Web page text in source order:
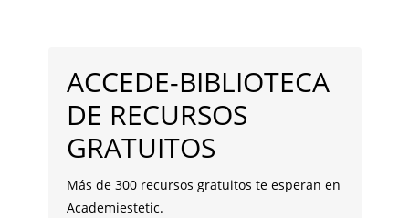
CENTRO
ESTÉTICA
LATERAL
PRINCIPAL
ACCEDE-BIBLIOTECA
DE RECURSOS
GRATUITOS
Más de 300 recursos gratuitos te esperan en
Academiestetic.